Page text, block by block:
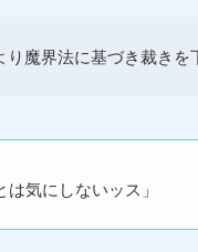
界法に基づき裁きを
気にしないッス」